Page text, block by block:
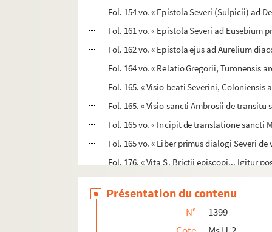
Fol. 154 vo. « Epistola Severi (Sulpicii) ad
Fol. 161 vo. « Epistola Severi ad Eusebium
Fol. 162 vo. « Epistola ejus ad Aurelium
Fol. 164 vo. « Relatio Gregorii,
Fol. 165. « Visio beati Severini,
Fol. 165. « Visio sancti Ambrosii de
Fol. 165 vo. « Incipit de translatione sancti
Fol. 165 vo. « Liber primus dialogi Severi
Fol. 176. « Vita S. Brictii episcopi... Igitur
Fol. 177. « Vita S. Eadmundi regis. Asciti
Fol. 181. « Vita S. Columbani abbatis.
Fol. 194. « Vita S. Saturnini episcopi.
Présentation du contenu
N°
1399